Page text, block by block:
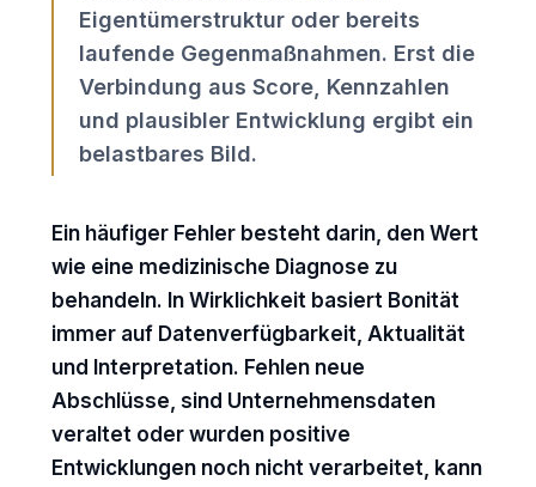
Eigentümerstruktur oder bereits
laufende Gegenmaßnahmen. Erst die
Verbindung aus Score, Kennzahlen
und plausibler Entwicklung ergibt ein
belastbares Bild.
Ein häufiger Fehler besteht darin, den Wert
wie eine medizinische Diagnose zu
behandeln. In Wirklichkeit basiert Bonität
immer auf Datenverfügbarkeit, Aktualität
und Interpretation. Fehlen neue
Abschlüsse, sind Unternehmensdaten
veraltet oder wurden positive
Entwicklungen noch nicht verarbeitet, kann